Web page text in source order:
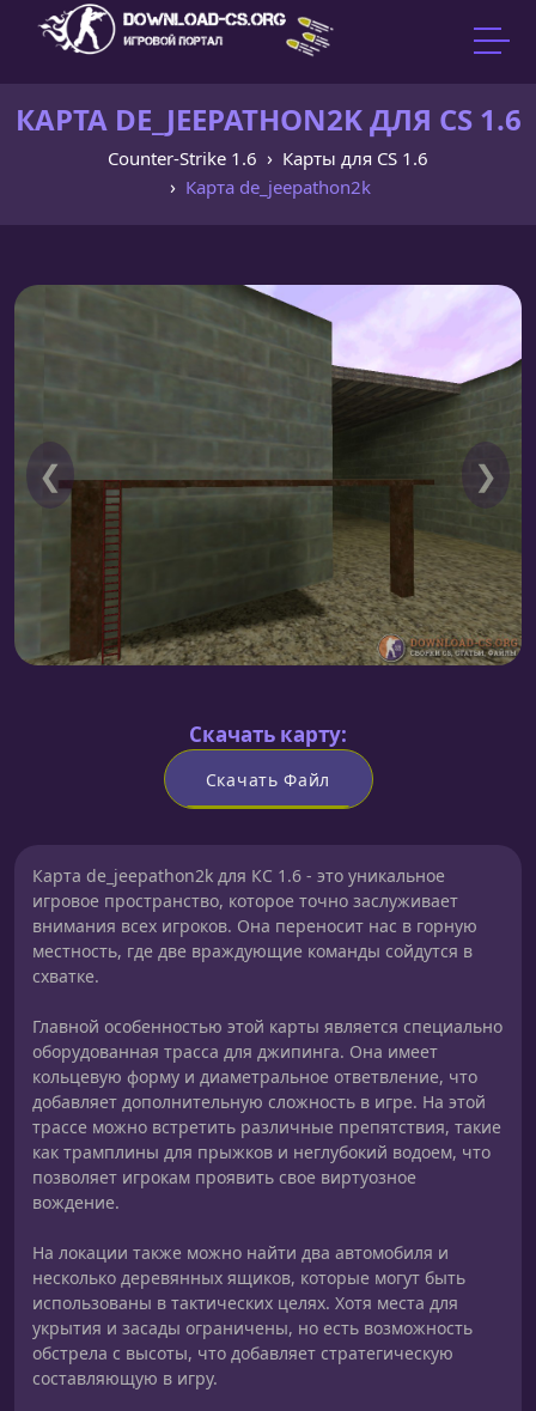
КАРТА DE_JEEPATHON2K ДЛЯ CS 1.6
Counter-Strike 1.6
Карты для CS 1.6
Карта de_jeepathon2k
❮ ❯
Скачать карту:
Скачать Файл
Карта de_jeepathon2k для КС 1.6 - это уникальное
игровое пространство, которое точно заслуживает
внимания всех игроков. Она переносит нас в горную
местность, где две враждующие команды сойдутся в
схватке.
Главной особенностью этой карты является специально
оборудованная трасса для джипинга. Она имеет
кольцевую форму и диаметральное ответвление, что
добавляет дополнительную сложность в игре. На этой
трассе можно встретить различные препятствия, такие
как трамплины для прыжков и неглубокий водоем, что
позволяет игрокам проявить свое виртуозное
вождение.
На локации также можно найти два автомобиля и
несколько деревянных ящиков, которые могут быть
использованы в тактических целях. Хотя места для
укрытия и засады ограничены, но есть возможность
обстрела с высоты, что добавляет стратегическую
составляющую в игру.